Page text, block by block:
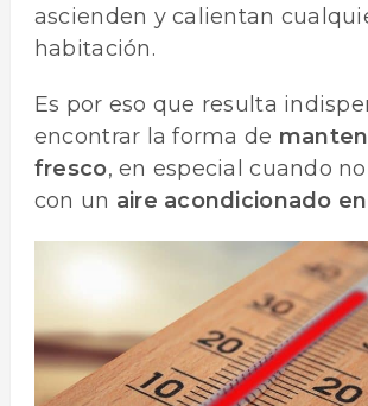
ascienden y calientan
habitación.
Es por eso que resulta
encontrar la forma de
fresco, en especial cuando
con un aire acondicionado